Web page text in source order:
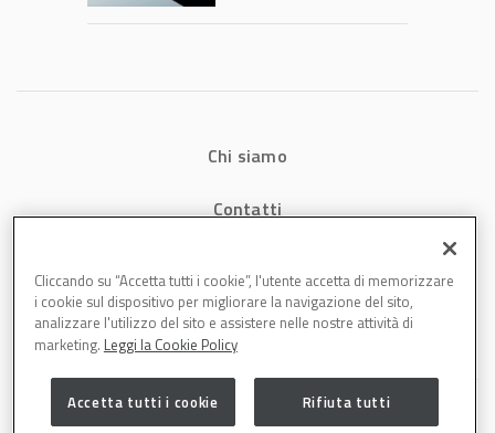
tempi e costi in
Chi siamo
Contatti
Cookies
Cliccando su “Accetta tutti i cookie”, l'utente accetta di memorizzare
i cookie sul dispositivo per migliorare la navigazione del sito,
analizzare l'utilizzo del sito e assistere nelle nostre attività di
marketing. Leggi la Cookie Policy
Accetta tutti i cookie Rifiuta tutti